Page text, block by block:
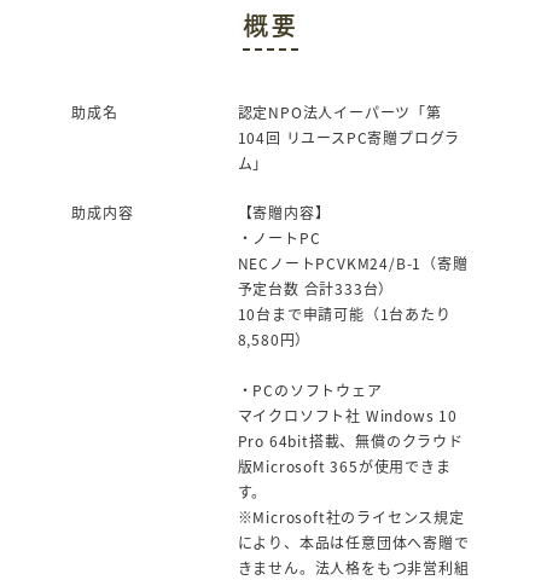
o
o
概要
助成名
認定NPO法人イーパーツ「第
104回 リユースPC寄贈プログラ
ム」
助成内容
【寄贈内容】
・ノートPC
NECノートPCVKM24/B-1（寄贈
予定台数 合計333台）
10台まで申請可能（1台あたり
8,580円）
・PCのソフトウェア
マイクロソフト社 Windows 10
Pro 64bit搭載、無償のクラウド
版Microsoft 365が使用できま
す。
※Microsoft社のライセンス規定
により、本品は任意団体へ寄贈で
きません。法人格をもつ非営利組